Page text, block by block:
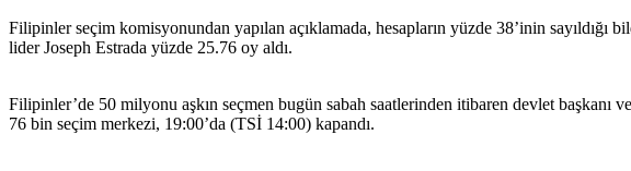
Filipinler seçim komisyonundan yapılan açıklamada, hesapların yüzde 38’inin
lider Joseph Estrada yüzde 25.76 oy aldı.
Filipinler’de 50 milyonu aşkın seçmen bugün sabah saatlerinden itibaren devlet başkanı
76 bin seçim merkezi, 19:00’da (TSİ 14:00) kapandı.